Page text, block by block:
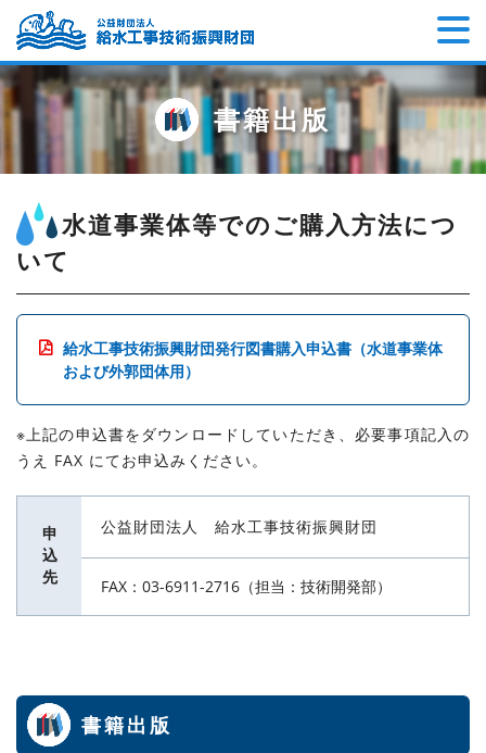
書籍出版
水道事業体等でのご購入方法につ
いて
給水工事技術振興財団発行図書購入申込書（水道事業体
および外郭団体用）
※上記の申込書をダウンロードしていただき、必要事項記入の
うえ FAX にてお申込みください。
申
込
先
公益財団法人 給水工事技術振興財団
FAX：03-6911-2716（担当：技術開発部）
書籍出版